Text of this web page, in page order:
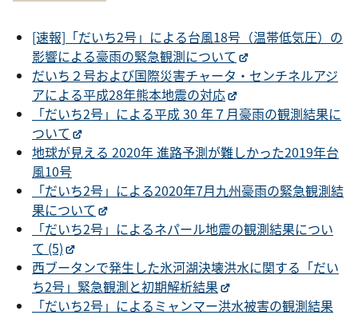
[速報]「だいち2号」による台風18号（温帯低気圧）の
影響による豪雨の緊急観測について
だいち２号および国際災害チャータ・センチネルアジ
アによる平成28年熊本地震の対応
「だいち2号」による平成 30 年７月豪雨の観測結果に
ついて
地球が見える 2020年 進路予測が難しかった2019年台
風10号
「だいち2号」による2020年7月九州豪雨の緊急観測結
果について
「だいち2号」によるネパール地震の観測結果につい
て (5)
西ブータンで発生した氷河湖決壊洪水に関する「だい
ち2号」緊急観測と初期解析結果
「だいち2号」によるミャンマー洪水被害の観測結果